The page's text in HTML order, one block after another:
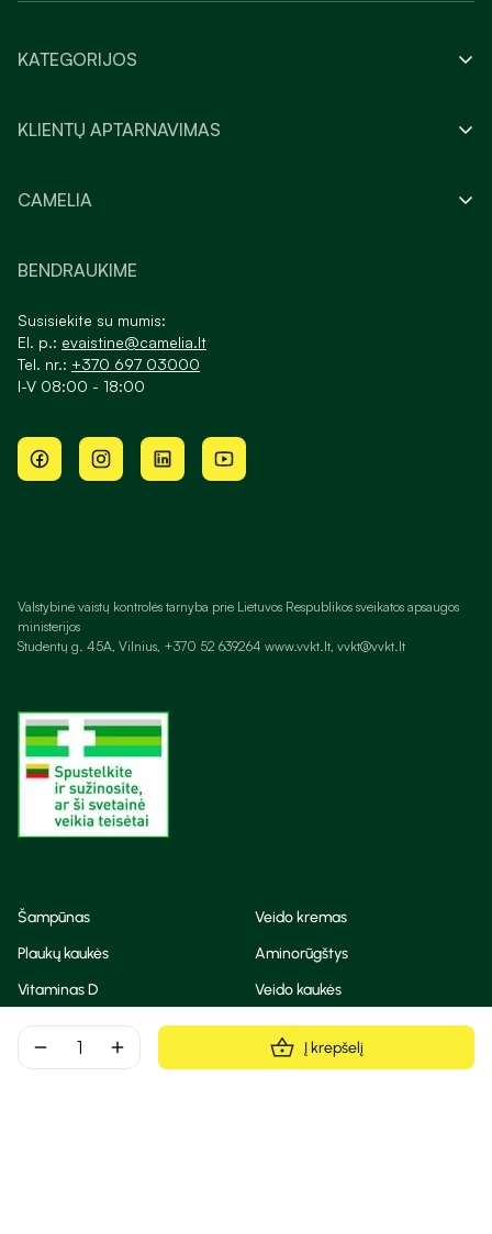
remove add Į krepšelį
KATEGORIJOS
KLIENTŲ APTARNAVIMAS
CAMELIA
BENDRAUKIME
Susisiekite su mumis:
El. p.: evaistine@camelia.lt
Tel. nr.: +370 697 03000
I-V 08:00 - 18:00
Valstybinė vaistų kontrolės tarnyba prie Lietuvos Respublikos sveikatos apsaugos
ministerijos
Studentų g. 45A, Vilnius, +370 52 639264 www.vvkt.lt, vvkt@vvkt.lt
Šampūnas
Veido kremas
Plaukų kaukės
Aminorūgštys
Vitaminas D
Veido kaukės
Korėjietiška kosmetika
Eteriniai aliejai
Dezodorantas
BB ir CC kremas